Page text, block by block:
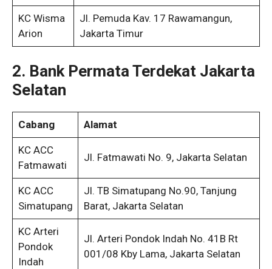
KC Wisma
Arion
Jl. Pemuda Kav. 17 Rawamangun,
Jakarta Timur
2. Bank Permata Terdekat Jakarta
Selatan
Cabang Alamat
KC ACC
Fatmawati
Jl. Fatmawati No. 9, Jakarta Selatan
KC ACC
Simatupang
Jl. TB Simatupang No.90, Tanjung
Barat, Jakarta Selatan
KC Arteri
Pondok
Indah
Jl. Arteri Pondok Indah No. 41B Rt
001/08 Kby Lama, Jakarta Selatan